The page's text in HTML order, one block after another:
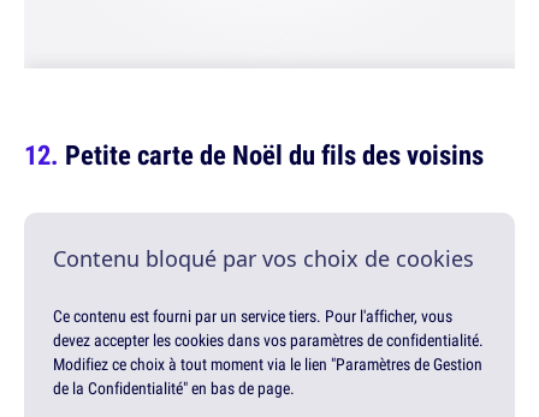
Petite carte de Noël du fils des voisins
Contenu bloqué par vos choix de cookies
Ce contenu est fourni par un service tiers. Pour l'afficher, vous
devez accepter les cookies dans vos paramètres de confidentialité.
Modifiez ce choix à tout moment via le lien "Paramètres de Gestion
de la Confidentialité" en bas de page.